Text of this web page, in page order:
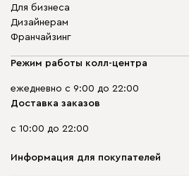
Для бизнеса
Дизайнерам
Франчайзинг
Режим работы колл-центра
ежедневно с 9:00 до 22:00
Доставка заказов
с 10:00 до 22:00
Информация для покупателей